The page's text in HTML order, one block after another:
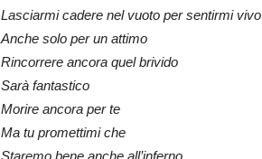
Lasciarmi cadere nel vuoto per sentirmi vivo
Anche solo per un attimo
Rincorrere ancora quel brivido
Sarà fantastico
Morire ancora per te
Ma tu promettimi che
Staremo bene anche all’inferno